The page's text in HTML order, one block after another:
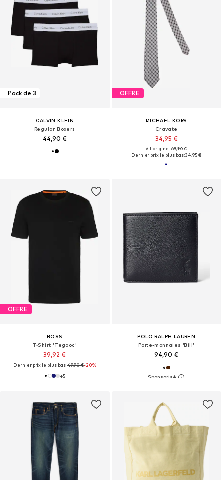
Pack de 3
CALVIN KLEIN
Regular Boxers
44,90 €
OFFRE
MICHAEL KORS
Cravate
34,95 €
À l'origine : 69,90 €
Dernier prix le plus bas :34,95 €
OFFRE
BOSS
T-Shirt 'Tegood'
39,92 €
Dernier prix le plus bas :49,90 €-20%
+5
POLO RALPH LAUREN
Porte-monnaies 'Bill'
94,90 €